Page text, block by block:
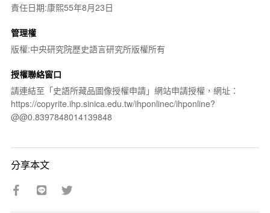
責任日期:康熙55年8月23日
管理權
版權:中央研究院歷史語言研究所版權所有
授權聯絡窗口
請連結至「史語所藏品圖像授權申請」網站申請授權，網址：
https://copyrite.ihp.sinica.edu.tw/ihponlinec/ihponline?
@@0.8397848014139848
分享本文